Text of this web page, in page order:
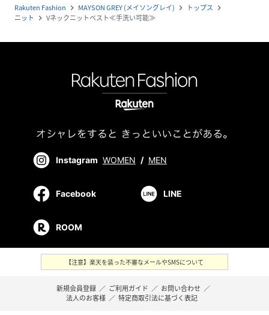
Rakuten Fashion navigate_next MAYSON GREY (メイソングレイ) navigate_next トップス navigate_next
ニット navigate_next Vネックニットベスト≪手洗い可能≫
Instagram WOMEN / MEN
Facebook LINE
ROOM
【注意】楽天を装った不審なメールやSMSについて
新規会員登録 ／ ご利用ガイド ／ お問い合わせ ／
法人のお客様 ／ 特定商取引法に基づく表記